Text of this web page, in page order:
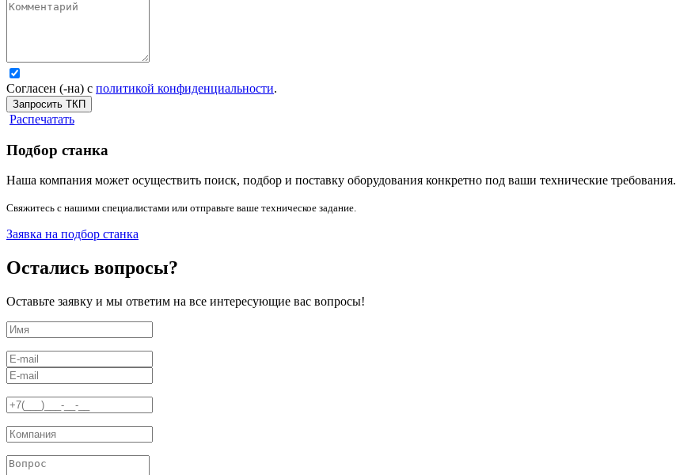
Согласен (-на) с политикой конфиденциальности.
Запросить ТКП
Распечатать
Подбор станка
Наша компания может осуществить поиск, подбор и поставку оборудования конкретно под ваши технические требования.
Свяжитесь с нашими специалистами или отправьте ваше техническое задание.
Заявка на подбор станка
Остались вопросы?
Оставьте заявку и мы ответим на все интересующие вас вопросы!